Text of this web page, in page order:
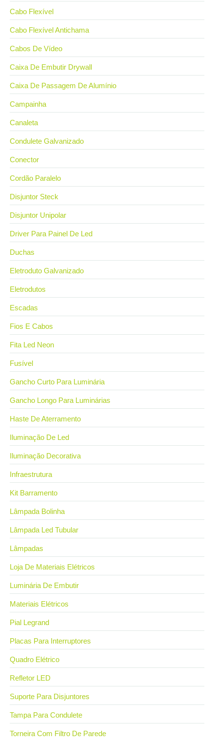
Cabo Flexível
Cabo Flexível Antichama
Cabos De Vídeo
Caixa De Embutir Drywall
Caixa De Passagem De Alumínio
Campainha
Canaleta
Condulete Galvanizado
Conector
Cordão Paralelo
Disjuntor Steck
Disjuntor Unipolar
Driver Para Painel De Led
Duchas
Eletroduto Galvanizado
Eletrodutos
Escadas
Fios E Cabos
Fita Led Neon
Fusível
Gancho Curto Para Luminária
Gancho Longo Para Luminárias
Haste De Aterramento
Iluminação De Led
Iluminação Decorativa
Infraestrutura
Kit Barramento
Lâmpada Bolinha
Lâmpada Led Tubular
Lâmpadas
Loja De Materiais Elétricos
Luminária De Embutir
Materiais Elétricos
Pial Legrand
Placas Para Interruptores
Quadro Elétrico
Refletor LED
Suporte Para Disjuntores
Tampa Para Condulete
Torneira Com Filtro De Parede